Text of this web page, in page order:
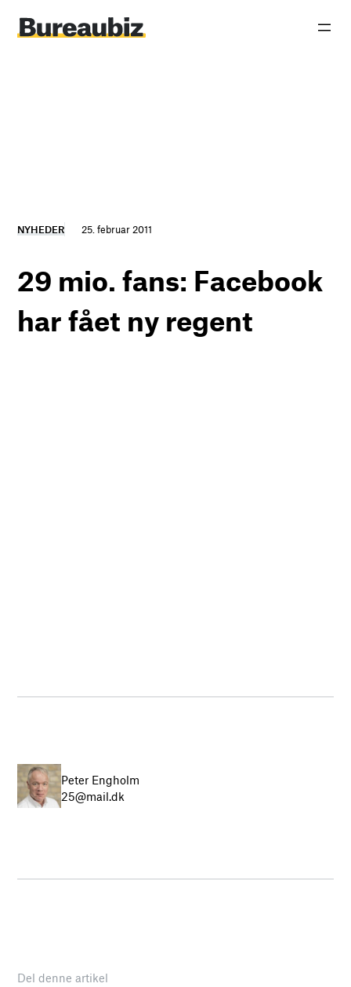
indhold
NYHEDER 25. februar 2011
29 mio. fans: Facebook
har fået ny regent
Peter Engholm
25@mail.dk
Del denne artikel